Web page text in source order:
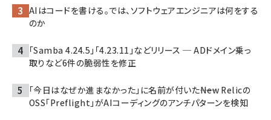
AIはコードを書ける。では、ソフトウェアエンジニアは何をする
のか
「Samba 4.24.5」「4.23.11」などリリース ─ ADドメイン乗っ
取りなど6件の脆弱性を修正
「今日はなぜか進まなかった」に名前が付いた――New Relicの
OSS「Preflight」がAIコーディングのアンチパターンを検知